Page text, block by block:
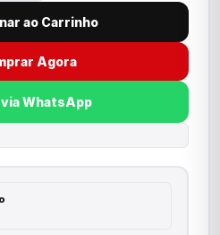
ao Carrinho
Agora
WhatsApp